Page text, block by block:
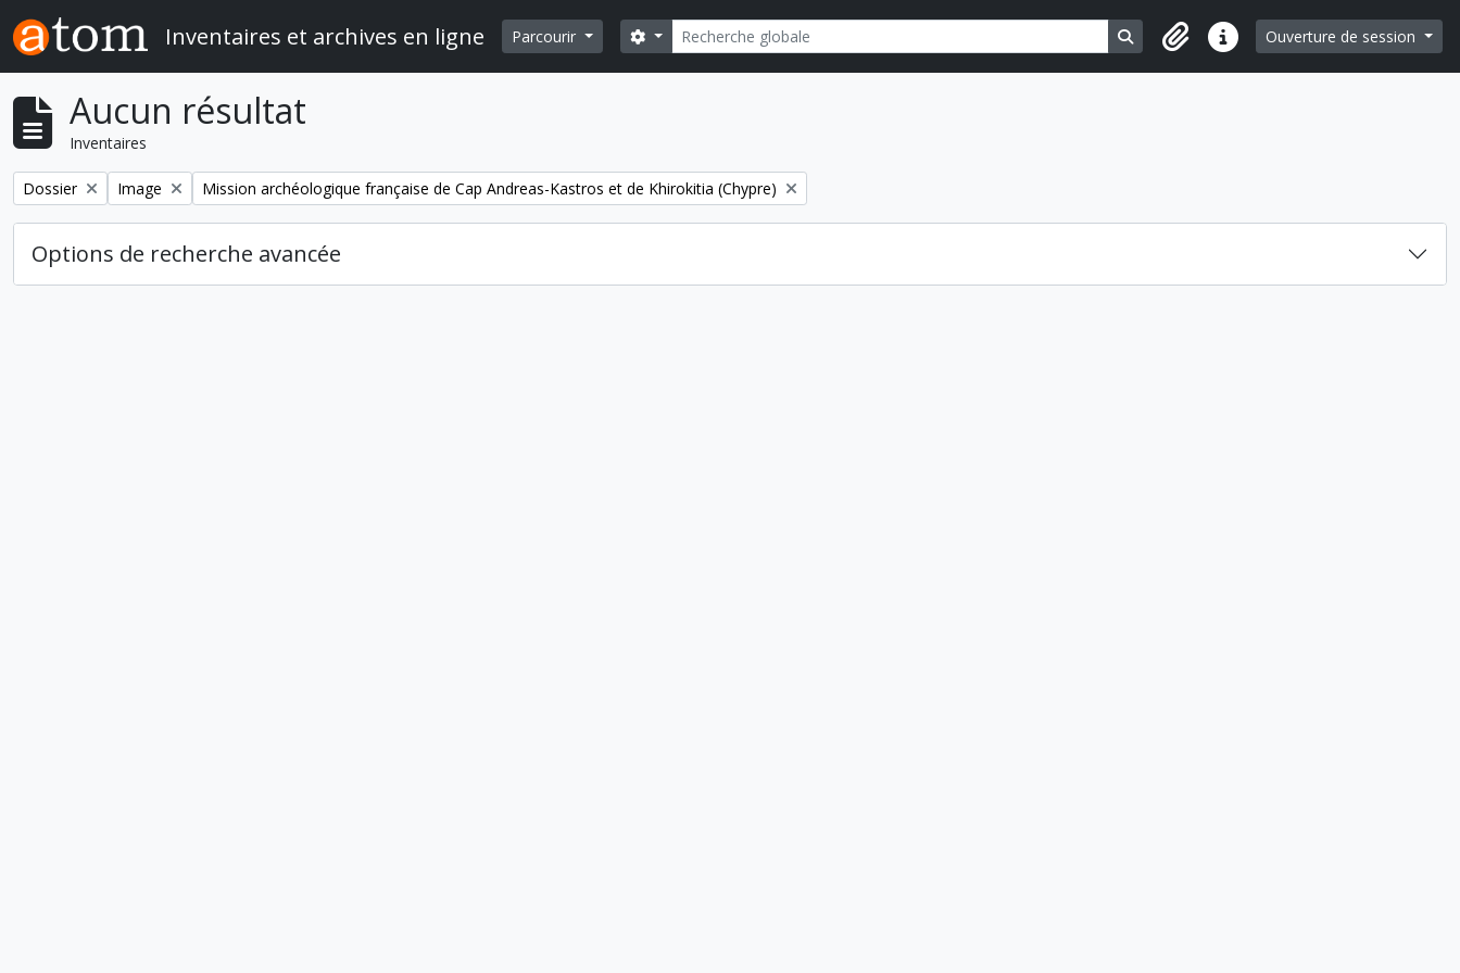
Skip to main content
Inventaires et archives en ligne Parcourir Rechercher
Search options Search in browse page
Liens rapidesOuverture de session
Aucun résultat
Inventaires
Remove filter:
Dossier Remove filter:
Image Remove filter:
Mission archéologique française de Cap Andreas-Kastros et de Khirokitia (Chypre)
Options de recherche avancée